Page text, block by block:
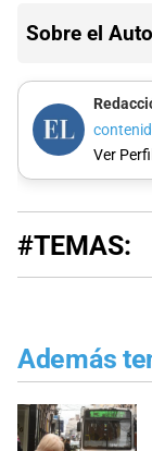
Sobre el
Ver Perfil
#TEMAS:
Además